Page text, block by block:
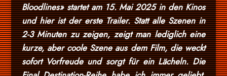
Bloodlines» startet am 15. Mai 2025 in den Kinos
und hier ist der erste Trailer. Statt alle Szenen in
2-3 Minuten zu zeigen, zeigt man lediglich eine
kurze, aber coole Szene aus dem Film, die weckt
sofort Vorfreude und sorgt für ein Lächeln. Die